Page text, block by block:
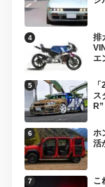
排
エ
ス
R”
ホ
活
こ